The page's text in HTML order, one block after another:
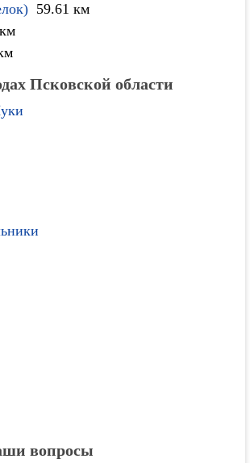
59.61 км
Псковской области
вопросы